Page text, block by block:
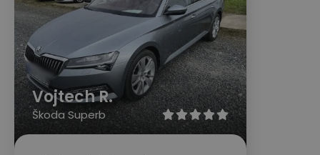

Vojtech R.
Škoda Superb